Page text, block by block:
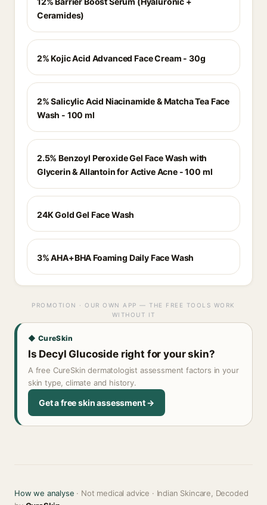
Ceramides)
2% Kojic Acid Advanced Face Cream - 30g
2% Salicylic Acid Niacinamide & Matcha Tea Face
Wash - 100 ml
2.5% Benzoyl Peroxide Gel Face Wash with
Glycerin & Allantoin for Active Acne - 100 ml
24K Gold Gel Face Wash
3% AHA+BHA Foaming Daily Face Wash
PROMOTION · OUR OWN APP — THE FREE TOOLS WORK
WITHOUT IT
◆ CureSkin
Is Decyl Glucoside right for your skin?
A free CureSkin dermatologist assessment factors in your
skin type, climate and history.
Get a free skin assessment →
How we analyse · Not medical advice · Indian Skincare, Decoded